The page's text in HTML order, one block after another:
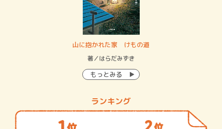
山に抱かれた家 けもの道
著／はらだみずき
もっとみる
ランキング